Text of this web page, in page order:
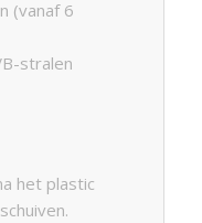
(vanaf 6
stralen
het plastic